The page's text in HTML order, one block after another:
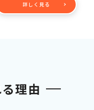
詳しく見る
理由